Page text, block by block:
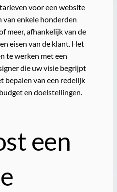
voor een website
enkele honderden
meer, afhankelijk van de
eisen van de klant. Het
te werken met een
die uw visie begrijpt
bepalen van een redelijk
en doelstellingen.
een